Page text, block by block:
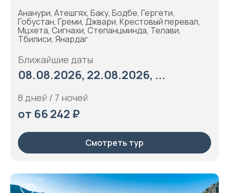
Ананури, Атешгях, Баку, Бодбе, Гергети,
Гобустан, Греми, Джвари, Крестовый перевал,
Мцхета, Сигнахи, Степанцминда, Телави,
Тбилиси, Янардаг
Ближайшие даты
08.08.2026, 22.08.2026, ...
8 дней / 7 ночей
от 66 242 ₽
Смотреть тур